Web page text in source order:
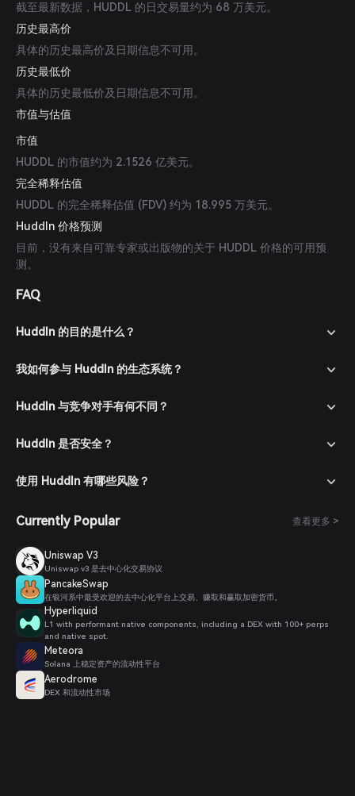
截至最新数据，HUDDL 的日交易量约为 68 万美元。
历史最高价
具体的历史最高价及日期信息不可用。
历史最低价
具体的历史最低价及日期信息不可用。
市值与估值
市值
HUDDL 的市值约为 2.1526 亿美元。
完全稀释估值
HUDDL 的完全稀释估值 (FDV) 约为 18.995 万美元。
Huddln 价格预测
目前，没有来自可靠专家或出版物的关于 HUDDL 价格的可用预
测。
FAQ
Huddln 的目的是什么？
我如何参与 Huddln 的生态系统？
Huddln 与竞争对手有何不同？
Huddln 是否安全？
使用 Huddln 有哪些风险？
Currently Popular 查看更多 >
Uniswap V3
Uniswap v3 是去中心化交易协议
PancakeSwap
在银河系中最受欢迎的去中心化平台上交易、赚取和赢取加密货币。
Hyperliquid
L1 with performant native components, including a DEX with 100+ perps
and native spot.
Meteora
Solana 上稳定资产的流动性平台
Aerodrome
DEX 和流动性市场